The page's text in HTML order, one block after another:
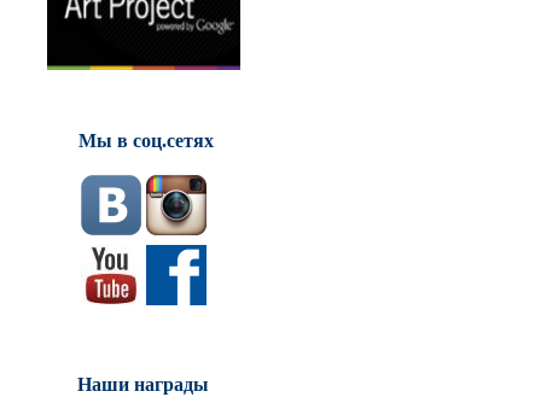
Мы в соц.сетях
Наши награды